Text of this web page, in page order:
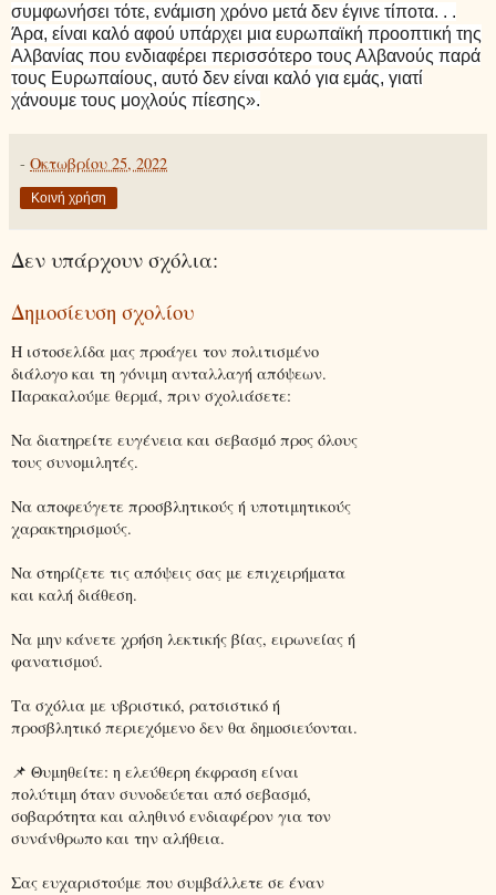
συμφωνήσει τότε, ενάμιση χρόνο μετά δεν έγινε τίποτα. . .
Άρα, είναι καλό αφού υπάρχει μια ευρωπαϊκή προοπτική της
Αλβανίας που ενδιαφέρει περισσότερο τους Αλβανούς παρά
τους Ευρωπαίους, αυτό δεν είναι καλό για εμάς, γιατί
χάνουμε τους μοχλούς πίεσης».
- Οκτωβρίου 25, 2022
Κοινή χρήση
Δεν υπάρχουν σχόλια:
Δημοσίευση σχολίου
Η ιστοσελίδα μας προάγει τον πολιτισμένο
διάλογο και τη γόνιμη ανταλλαγή απόψεων.
Παρακαλούμε θερμά, πριν σχολιάσετε:
Να διατηρείτε ευγένεια και σεβασμό προς όλους
τους συνομιλητές.
Να αποφεύγετε προσβλητικούς ή υποτιμητικούς
χαρακτηρισμούς.
Να στηρίζετε τις απόψεις σας με επιχειρήματα
και καλή διάθεση.
Να μην κάνετε χρήση λεκτικής βίας, ειρωνείας ή
φανατισμού.
Τα σχόλια με υβριστικό, ρατσιστικό ή
προσβλητικό περιεχόμενο δεν θα δημοσιεύονται.
📌 Θυμηθείτε: η ελεύθερη έκφραση είναι
πολύτιμη όταν συνοδεύεται από σεβασμό,
σοβαρότητα και αληθινό ενδιαφέρον για τον
συνάνθρωπο και την αλήθεια.
Σας ευχαριστούμε που συμβάλλετε σε έναν